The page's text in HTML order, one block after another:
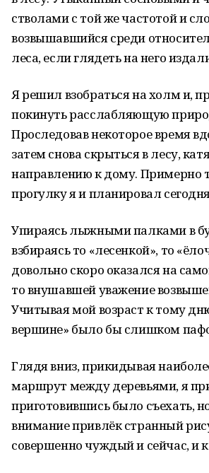
стволами с той же частотой и
возвышавшийся среди
леса, если глядеть на него
Я решил взобраться на холм и,
покинуть расслабляющую
Проследовав некоторое время
затем снова скрыться в лесу,
направлению к дому. Примерно
прогулку я и планировал
Упираясь лыжными палками в
взбираясь то «лесенкой», то
довольно скоро оказался на
то внушавшей уважение
Учитывая мой возраст к тому
вершине» было бы слишком
Глядя вниз, прикидывая
маршрут между деревьями, я
приготовившись было съехать,
внимание привлёк странный
совершенно чуждый и сейчас, и